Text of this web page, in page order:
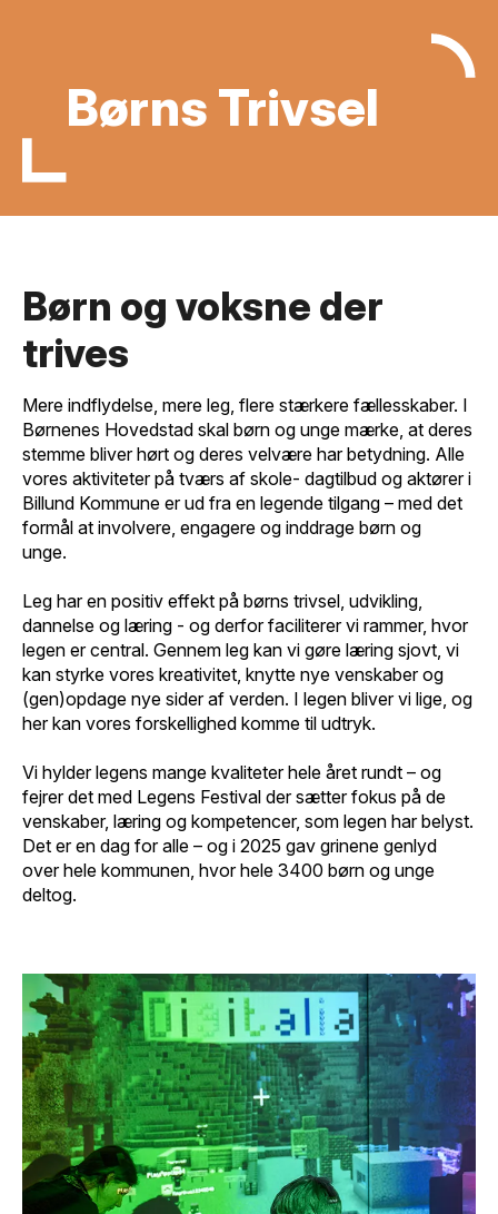
Børns Trivsel
Børn og voksne der
trives
Mere indflydelse, mere leg, flere stærkere fællesskaber. I
Børnenes Hovedstad skal børn og unge mærke, at deres
stemme bliver hørt og deres velvære har betydning. Alle
vores aktiviteter på tværs af skole- dagtilbud og aktører i
Billund Kommune er ud fra en legende tilgang – med det
formål at involvere, engagere og inddrage børn og
unge.
Leg har en positiv effekt på børns trivsel, udvikling,
dannelse og læring - og derfor faciliterer vi rammer, hvor
legen er central. Gennem leg kan vi gøre læring sjovt, vi
kan styrke vores kreativitet, knytte nye venskaber og
(gen)opdage nye sider af verden. I legen bliver vi lige, og
her kan vores forskellighed komme til udtryk.
Vi hylder legens mange kvaliteter hele året rundt – og
fejrer det med Legens Festival der sætter fokus på de
venskaber, læring og kompetencer, som legen har belyst.
Det er en dag for alle – og i 2025 gav grinene genlyd
over hele kommunen, hvor hele 3400 børn og unge
deltog.